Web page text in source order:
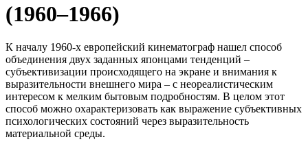
(1960–1966)
К началу 1960-х европейский кинематограф нашел способ
объединения двух заданных японцами тенденций –
субъективизации происходящего на экране и внимания к
выразительности внешнего мира – с неореалистическим
интересом к мелким бытовым подробностям. В целом этот
способ можно охарактеризовать как выражение субъективных
психологических состояний через выразительность
материальной среды.